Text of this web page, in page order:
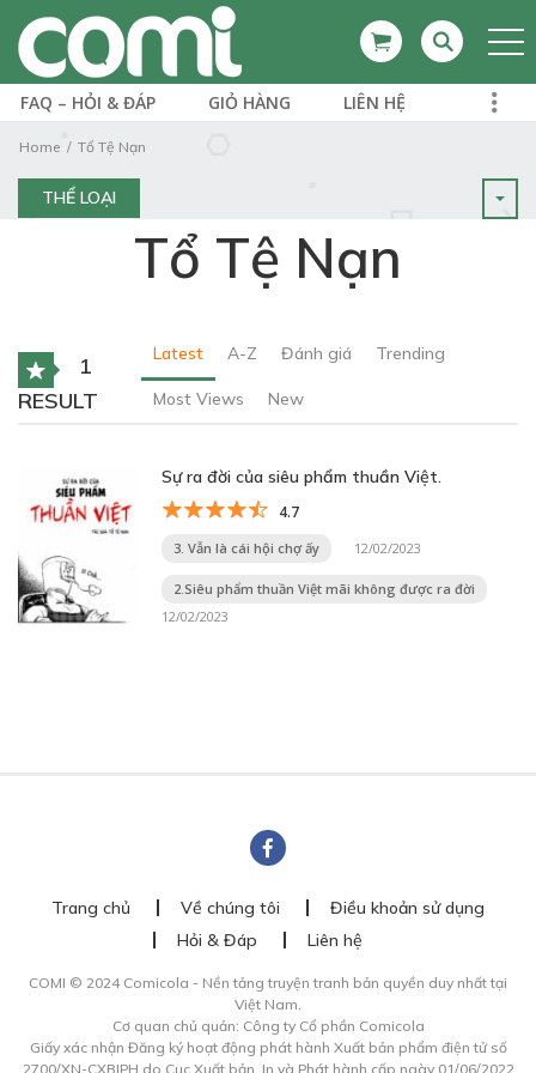
FAQ – HỎI & ĐÁP GIỎ HÀNG LIÊN HỆ
Home Tổ Tệ Nạn
THỂ LOẠI
Tổ Tệ Nạn
1
RESULT
Latest A-Z Đánh giá Trending
Most Views New
Sự ra đời của siêu phẩm thuần Việt.
4.7
3. Vẫn là cái hội chợ ấy 12/02/2023
2.Siêu phẩm thuần Việt mãi không được ra đời
12/02/2023
Trang chủ Về chúng tôi
Điều khoản sử dụng
Hỏi & Đáp
Liên hệ
COMI © 2024 Comicola - Nền tảng truyện tranh bản quyền duy nhất tại
Việt Nam.
Cơ quan chủ quản: Công ty Cổ phần Comicola
Giấy xác nhận Đăng ký hoạt động phát hành Xuất bản phẩm điện tử số
2700/XN-CXBIPH do Cục Xuất bản, In và Phát hành cấp ngày 01/06/2022